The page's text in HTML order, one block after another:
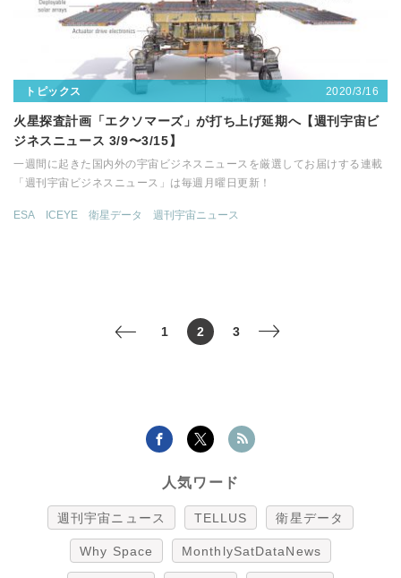
トピックス 2020/3/16
火星探査計画「エクソマーズ」が打ち上げ延期へ【週刊宇宙ビ
ジネスニュース 3/9〜3/15】
一週間に起きた国内外の宇宙ビジネスニュースを厳選してお届けする連載
「週刊宇宙ビジネスニュース」は毎週月曜日更新！
ESA ICEYE 衛星データ 週刊宇宙ニュース
< 1 2 3 >
人気ワード
週刊宇宙ニュース TELLUS 衛星データ
Why Space MonthlySatDataNews